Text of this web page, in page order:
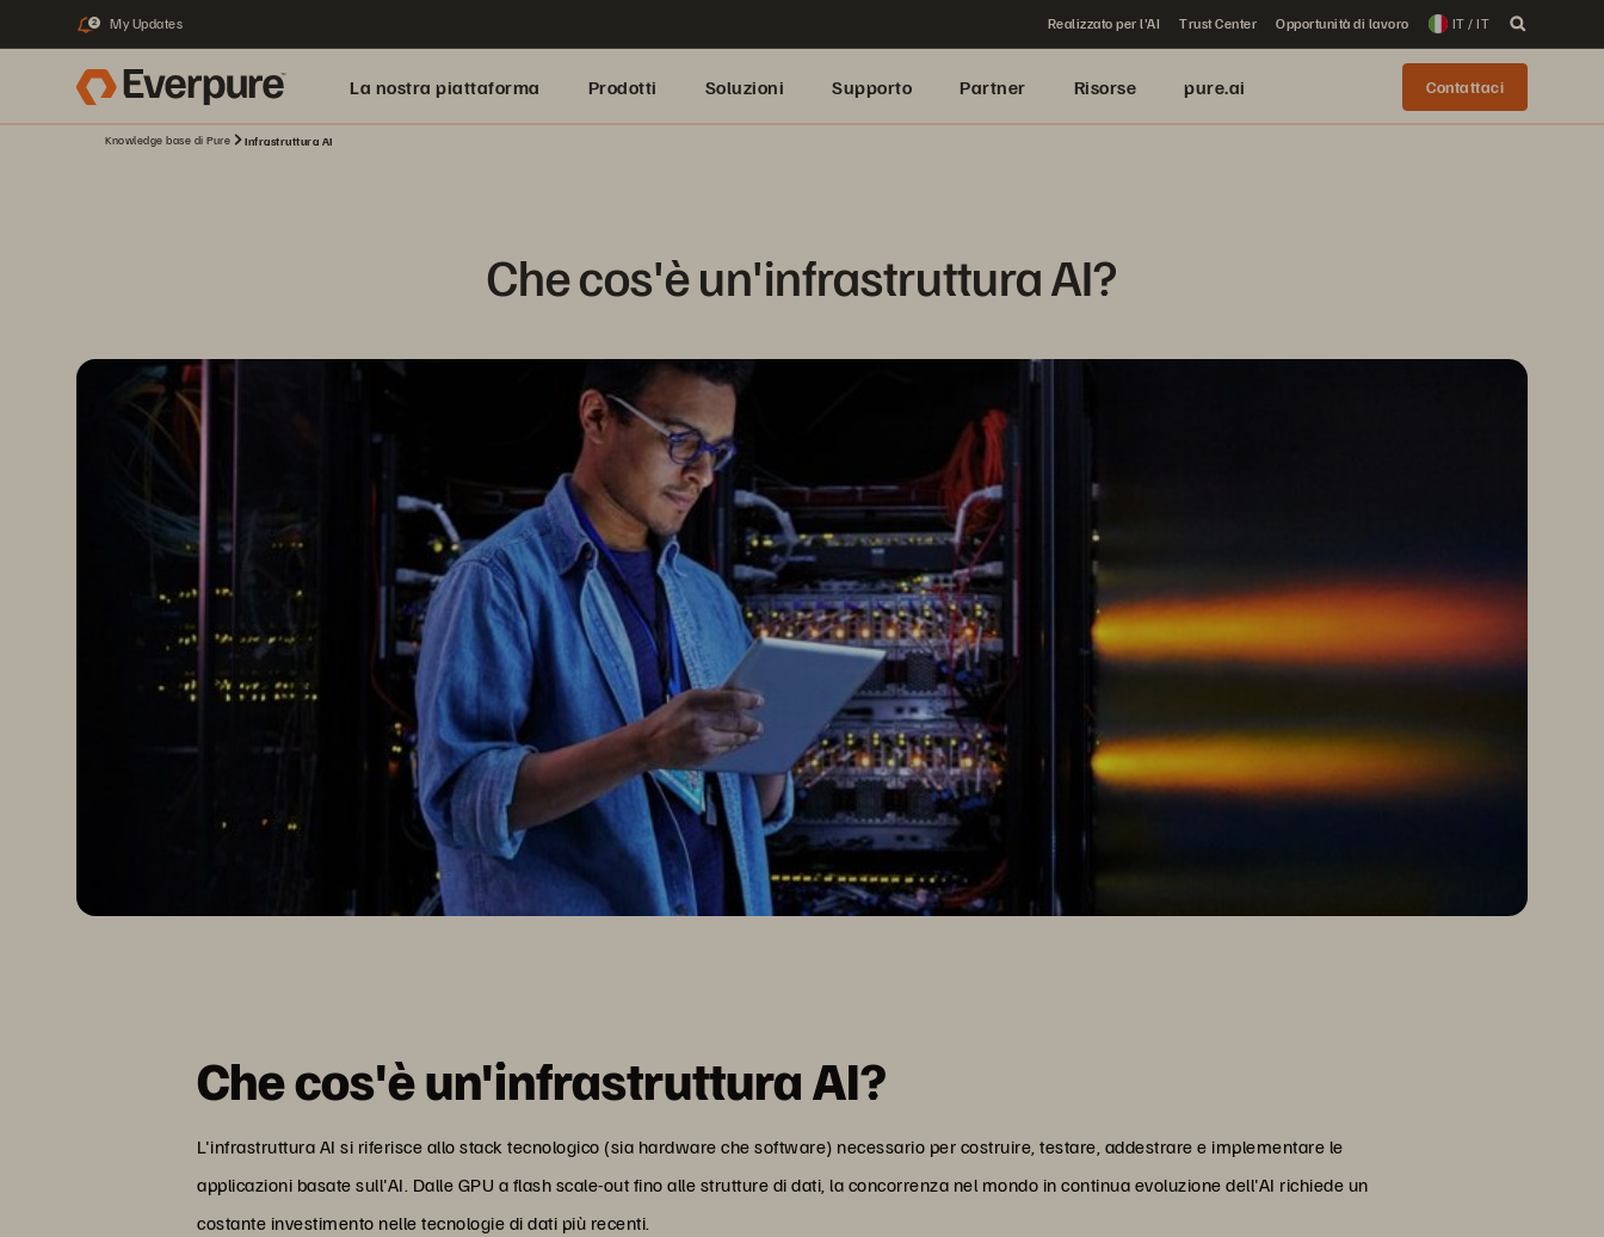
2 My Updates Realizzato per l'AI Trust Center Opportunità di lavoro IT / IT
La nostra piattaforma Prodotti Soluzioni Supporto Partner Risorse pure.ai Contattaci
Knowledge base di Pure Infrastruttura AI
Che cos'è un'infrastruttura AI?
Che cos'è un'infrastruttura AI?
L'infrastruttura AI si riferisce allo stack tecnologico (sia hardware che software) necessario per costruire, testare, addestrare e implementare le
applicazioni basate sull'AI. Dalle GPU a flash scale-out fino alle strutture di dati, la concorrenza nel mondo in continua evoluzione dell'AI richiede un
costante investimento nelle tecnologie di dati più recenti.